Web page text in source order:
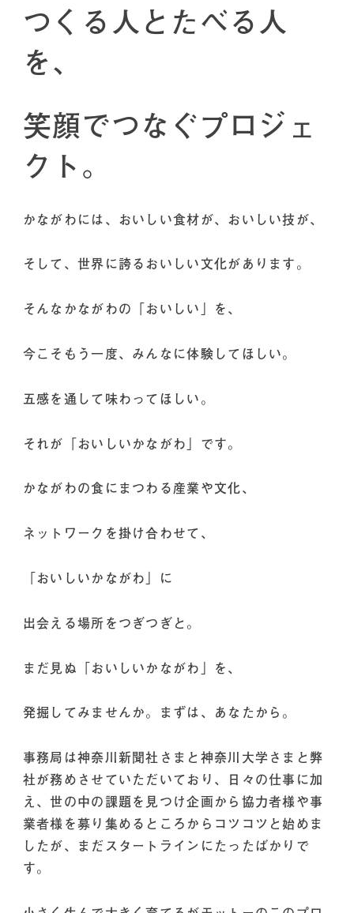
つくる人とたべる人
を、
笑顔でつなぐプロジェ
クト。
かながわには、おいしい食材が、おいしい技が、
そして、世界に誇るおいしい文化があります。
そんなかながわの「おいしい」を、
今こそもう一度、みんなに体験してほしい。
五感を通して味わってほしい。
それが「おいしいかながわ」です。
かながわの食にまつわる産業や文化、
ネットワークを掛け合わせて、
「おいしいかながわ」に
出会える場所をつぎつぎと。
まだ見ぬ「おいしいかながわ」を、
発掘してみませんか。まずは、あなたから。
事務局は神奈川新聞社さまと神奈川大学さまと弊
社が務めさせていただいており、日々の仕事に加
え、世の中の課題を見つけ企画から協力者様や事
業者様を募り集めるところからコツコツと始めま
したが、まだスタートラインにたったばかりで
す。